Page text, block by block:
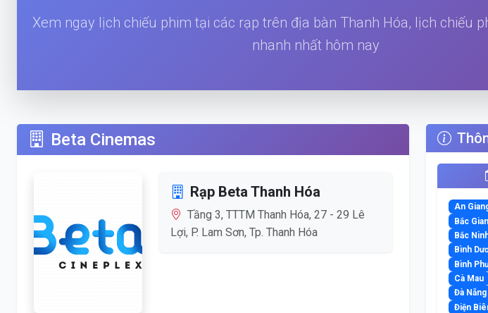
Xem ngay lịch chiếu phim tại các rạp trên địa bàn Thanh Hóa, lịch chiếu
nhanh nhất hôm nay
Beta Cinemas
Rạp Beta Thanh Hóa
Tầng 3, TTTM Thanh Hóa, 27 - 29 Lê
Lợi, P. Lam Sơn, Tp. Thanh Hóa
An
Bắc
Bắc
Bình
Bình
Cà Mau
Đà Nẵng
Điện